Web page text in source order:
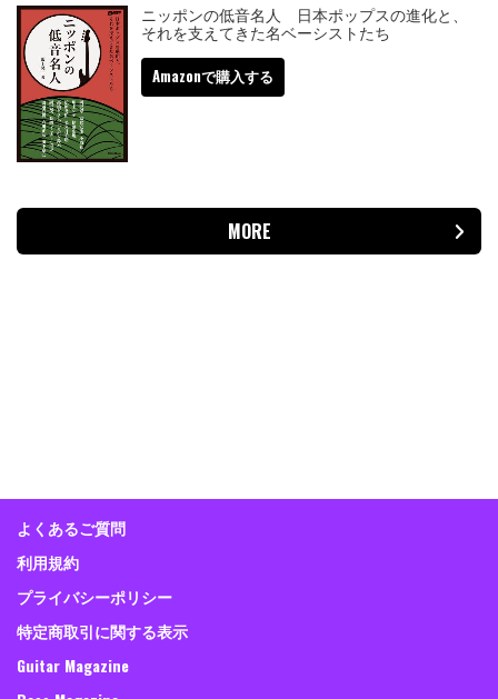
ニッポンの低音名人 日本ポップスの進化と、
それを支えてきた名ベーシストたち
Amazonで購入する
MORE
よくあるご質問
利用規約
プライバシーポリシー
特定商取引に関する表示
Guitar Magazine